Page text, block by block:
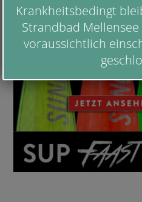
Krankheitsbedingt
Strandbad Mellensee
voraussichtlich